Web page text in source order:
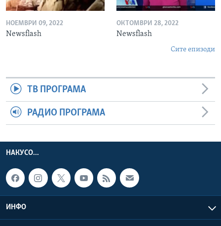
НОЕМВРИ 09, 2022
Newsflash
ОКТОМВРИ 28, 2022
Newsflash
Сите епизоди
ТВ ПРОГРАМА
РАДИО ПРОГРАМА
НАКУСО...
ИНФО